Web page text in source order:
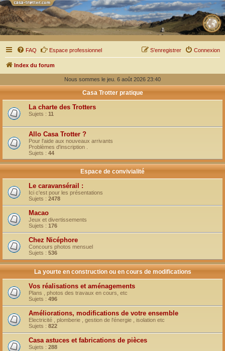
FAQ Espace professionnel Connexion
S’enregistrer
Index du forum
Nous sommes le jeu. 6 août 2026 23:40
Casa Trotter pratique
La charte des Trotters
Sujets : 11
Allo Casa Trotter ?
Pour l'aide aux nouveaux arrivants
Problèmes d'inscription .
Sujets : 44
Espace de convivialité
Le caravansérail :
Ici c'est pour les présentations
Sujets : 2478
Macao
Jeux et divertissements
Sujets : 176
Chez Nicéphore
Concours photos mensuel
Sujets : 536
La yourte en construction ou en cours de modifications
Vos réalisations et aménagements
Plans , photos des travaux en cours, etc
Sujets : 496
Améliorations, modifications de votre ensemble
Electricité , plomberie , gestion de l'énergie , isolation etc
Sujets : 822
Casa astuces et fabrications de pièces
Sujets : 288